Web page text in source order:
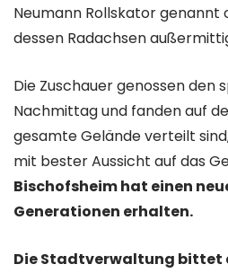
Neumann Rollskator genannt
dessen Radachsen
Die Zuschauer genossen den
Nachmittag und fanden auf
gesamte Gelände verteilt
mit bester Aussicht auf das
Bischofsheim hat einen
Generationen erhalten.
Die Stadtverwaltung bittet